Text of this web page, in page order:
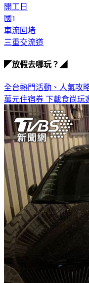
開工日
國1
車流回堵
三重交流道
◤放假去哪玩？◢
全台熱門活動、人氣攻
萬元住宿券 下載食尚玩